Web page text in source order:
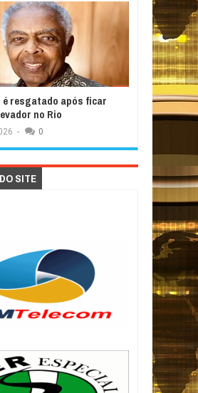
resgatado após ficar
no Rio
- 0
SITE